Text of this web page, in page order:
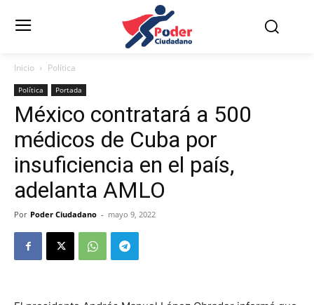
Inicio Política
Política Portada
México contratará a 500
médicos de Cuba por
insuficiencia en el país,
adelanta AMLO
Por Poder Ciudadano - mayo 9, 2022